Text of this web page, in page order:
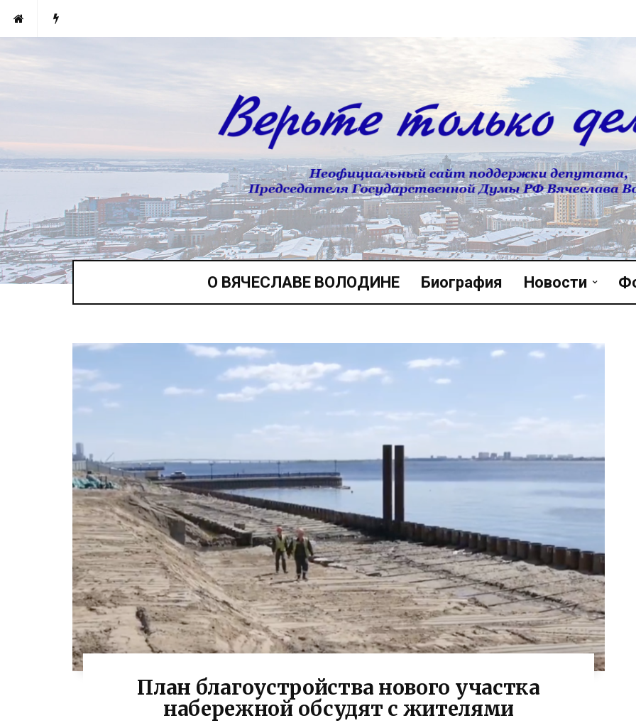
О ВЯЧЕСЛАВЕ ВОЛОДИНЕ Биография Новости
План благоустройства нового участка
набережной обсудят с жителями